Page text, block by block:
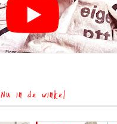
Nu in de winkel